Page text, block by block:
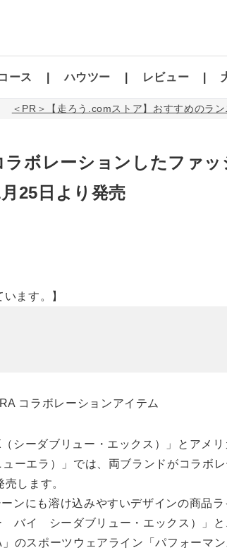
ース ハウツー レビュー
＜PR＞【走ろう.comストア】おすすめのラ
ボレーションしたファッ
25日より発売
ます。】
シーダブリュー・エックス）」とアメリ
ーエラ）」では、両ブランドがコラボ
します。
ンにも溶け込みやすいデザインの商品ラ
バイ シーダブリュー・エックス）」と
のスポーツウェアライン「パフォーマン